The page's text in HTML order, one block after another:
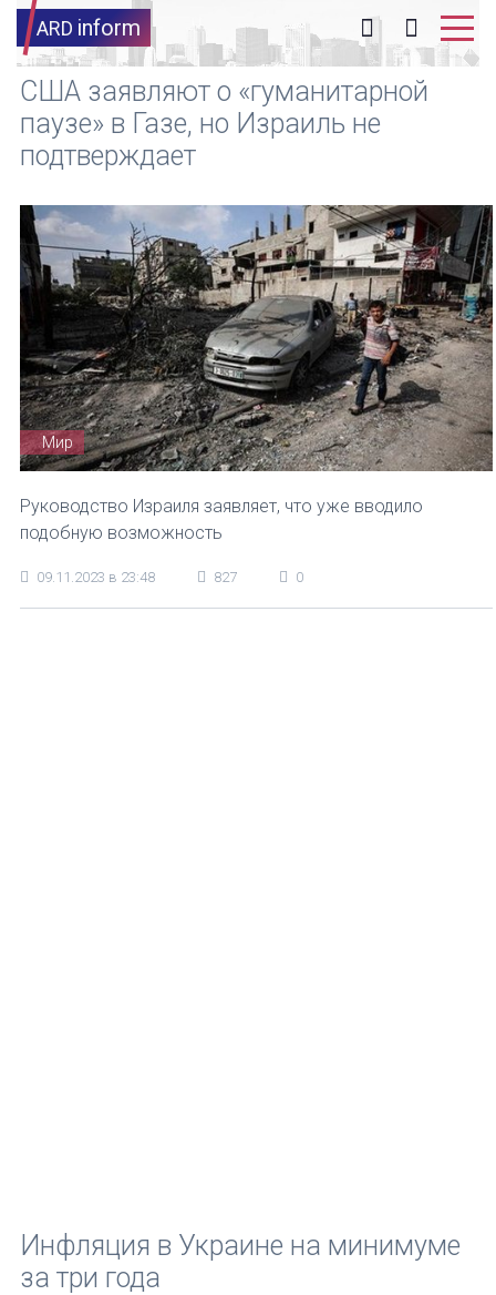
ARD inform
США заявляют о «гуманитарной
паузе» в Газе, но Израиль не
подтверждает
Мир
Руководство Израиля заявляет, что уже вводило
подобную возможность
09.11.2023 в 23:48 827 0
Инфляция в Украине на минимуме
за три года